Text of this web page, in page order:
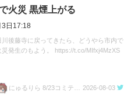
火災 黒煙上がる
日17:18
川後藤寺に戻ってきたら、どうやら市内で
災発生のもよう。 https://t.co/MIfxj4MzXS
2026-08-03